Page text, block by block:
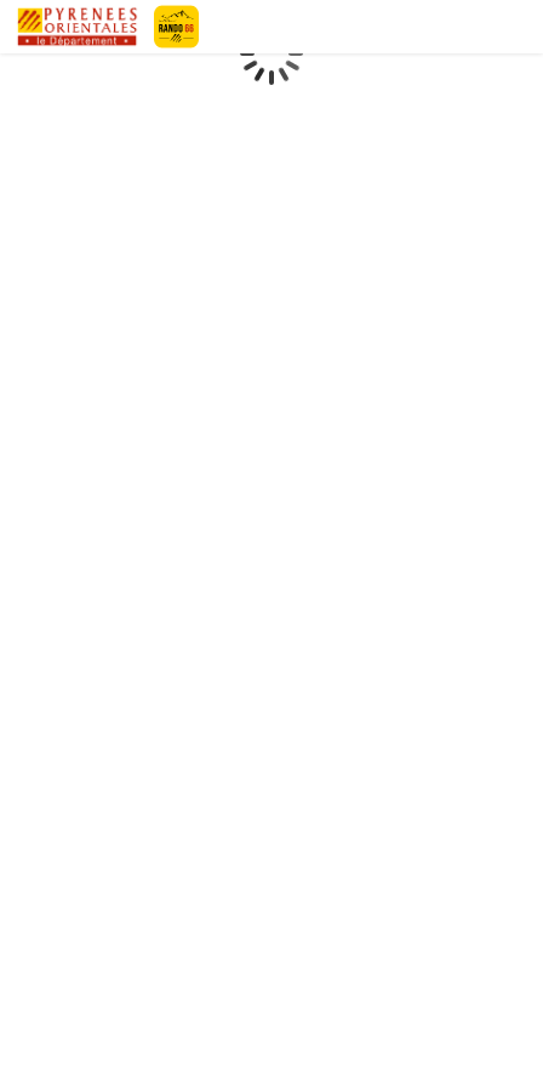
Pyrénées-Orientales Le Département
Chargement